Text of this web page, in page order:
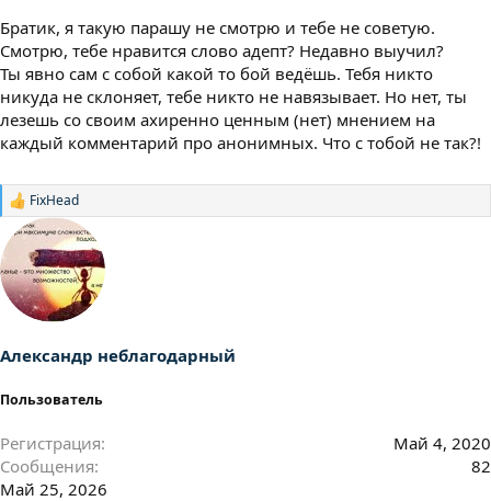
Братик, я такую парашу не смотрю и тебе не советую.
Смотрю, тебе нравится слово адепт? Недавно выучил?
Ты явно сам с собой какой то бой ведёшь. Тебя никто
никуда не склоняет, тебе никто не навязывает. Но нет, ты
лезешь со своим ахиренно ценным (нет) мнением на
каждый комментарий про анонимных. Что с тобой не так?!
Р
а
ц
и
и
FixHead
Александр неблагодарный
Пользователь
Регистрация
Май 4, 2020
Сообщения
82
Май 25, 2026